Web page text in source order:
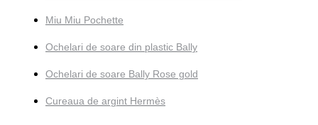
Miu Miu Pochette
Ochelari de soare din plastic Bally
Ochelari de soare Bally Rose gold
Cureaua de argint Hermès